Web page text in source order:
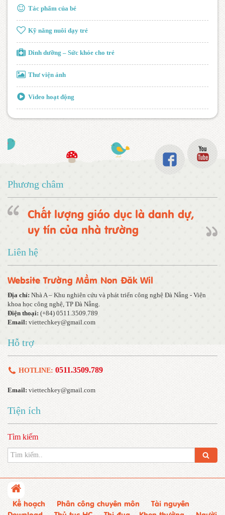
Tác phẩm của bé
Kỹ năng nuôi dạy trẻ
Dinh dưỡng – Sức khỏe cho trẻ
Thư viện ảnh
Video hoạt động
Phương châm
Chất lượng giáo dục là danh dự,
uy tín của nhà trường
Liên hệ
Website Trường Mầm Non Đăk Wil
Địa chỉ: Nhà A – Khu nghiên cứu và phát triển công nghệ Đà Nẵng - Viện
khoa học công nghệ, TP Đà Nẵng.
Điện thoại: (+84) 0511.3509.789
Email: viettechkey@gmail.com
Hỗ trợ
HOTLINE: 0511.3509.789
Email: viettechkey@gmail.com
Tiện ích
Tìm kiếm
Kế hoạch Phân công chuyên môn
Tài nguyên